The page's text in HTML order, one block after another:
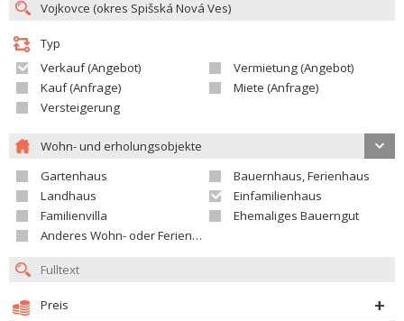
Typ
Verkauf (Angebot)
Vermietung (Angebot)
Kauf (Anfrage)
Miete (Anfrage)
Versteigerung
Wohn- und erholungsobjekte
Gartenhaus
Bauernhaus, Ferienhaus
Landhaus
Einfamilienhaus
Familienvilla
Ehemaliges Bauerngut
Anderes Wohn- oder Ferienobjekt
Preis